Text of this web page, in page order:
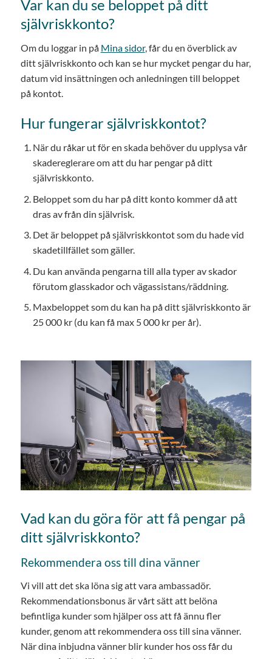
Var kan du se beloppet på ditt
självriskkonto?
Om du loggar in på Mina sidor, får du en överblick av
ditt självriskkonto och kan se hur mycket pengar du har,
datum vid insättningen och anledningen till beloppet
på kontot.
Hur fungerar självriskkontot?
När du råkar ut för en skada behöver du upplysa vår
skadereglerare om att du har pengar på ditt
självriskkonto.
Beloppet som du har på ditt konto kommer då att
dras av från din självrisk.
Det är beloppet på självriskkontot som du hade vid
skadetillfället som gäller.
Du kan använda pengarna till alla typer av skador
förutom glasskador och vägassistans/räddning.
Maxbeloppet som du kan ha på ditt självriskkonto är
25 000 kr (du kan få max 5 000 kr per år).
Vad kan du göra för att få pengar på
ditt självriskkonto?
Rekommendera oss till dina vänner
Vi vill att det ska löna sig att vara ambassadör.
Rekommendationsbonus är vårt sätt att belöna
befintliga kunder som hjälper oss att få ännu fler
kunder, genom att rekommendera oss till sina vänner.
När dina inbjudna vänner blir kunder hos oss får du